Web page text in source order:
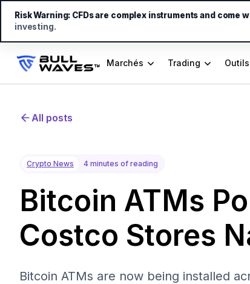
Marchés Trading
All posts
Crypto News 4 minutes of reading
Bitcoin ATMs
Costco Stores
Bitcoin ATMs are now being installed
Risk Warning: CFDs are complex instruments and come
investing.